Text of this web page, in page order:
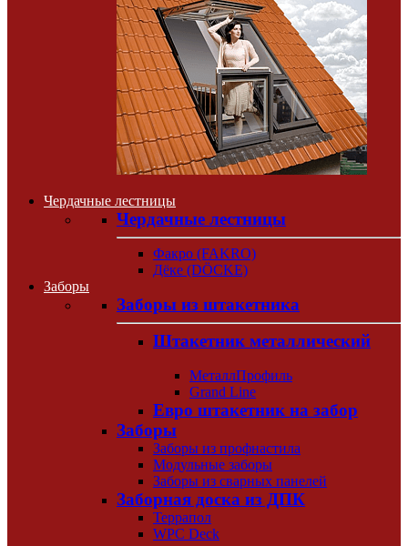
Чердачные лестницы
Чердачные лестницы
Факро (FAKRO)
Дёке (DÖCKE)
Заборы
Заборы из штакетника
Штакетник металлический
МеталлПрофиль
Grand Line
Евро штакетник на забор
Заборы
Заборы из профнастила
Модульные заборы
Заборы из сварных панелей
Заборная доска из ДПК
Террапол
WPC Deck